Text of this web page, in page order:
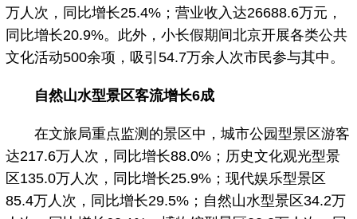
万人次，同比增长25.4%；营业收入达26688.6万元，
同比增长20.9%。此外，小长假期间北京开展各类公共
文化活动500余项，吸引54.7万余人次市民参与其中。
自然山水型景区客流增长6成
在文旅局重点监测的景区中，城市公园型景区游客
达217.6万人次，同比增长88.0%；历史文化观光型景
区135.0万人次，同比增长25.9%；现代娱乐型景区
85.4万人次，同比增长29.5%；自然山水型景区34.2万